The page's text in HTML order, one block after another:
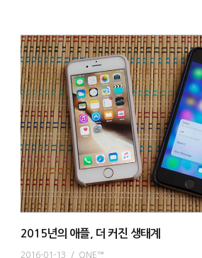
2015년의 애플, 더 커진 생태계
2016-01-13 / ONE™